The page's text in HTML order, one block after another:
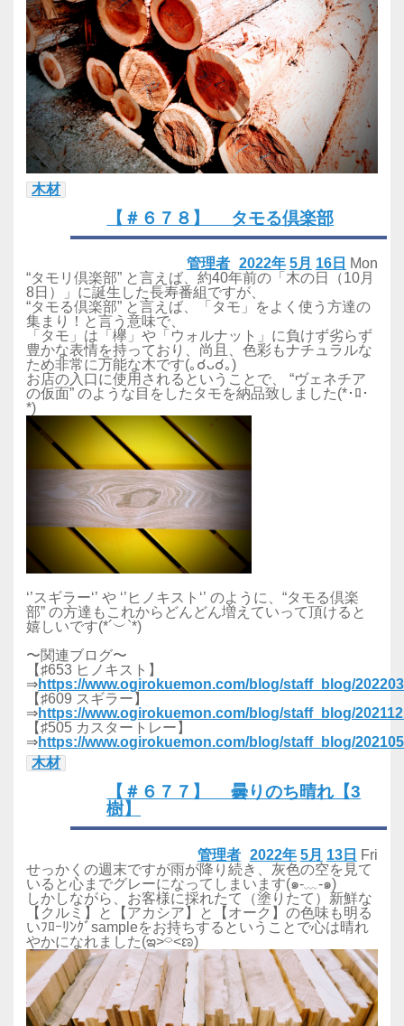
木材
【＃６７８】 タモる倶楽部
2022年 5月 16日 Mon
管理者
“タモリ倶楽部” と言えば、約40年前の「木の日（10月
8日）」に誕生した長寿番組ですが、
“タモる倶楽部” と言えば、「タモ」をよく使う方達の
集まり！と言う意味で、
「タモ」は「欅」や「ウォルナット」に負けず劣らず
豊かな表情を持っており、尚且、色彩もナチュラルな
ため非常に万能な木です(｡☌ᴗ☌｡)
お店の入口に使用されるということで、 “ヴェネチア
の仮面” のような目をしたタモを納品致しました(*･ﾛ･
*)
‘’スギラー‘’ や ‘’ヒノキスト‘’ のように、“タモる倶楽
部” の方達もこれからどんどん増えていって頂けると
嬉しいです(*´︶`*)
〜関連ブログ〜
【♯653 ヒノキスト】
⇒https://www.ogirokuemon.com/blog/staff_blog/
【♯609 スギラー】
⇒https://www.ogirokuemon.com/blog/staff_blog/
【♯505 カスタートレー】
⇒https://www.ogirokuemon.com/blog/staff_blog/
木材
【＃６７７】 曇りのち晴れ【3
樹】
2022年 5月 13日 Fri
管理者
せっかくの週末ですが雨が降り続き、灰色の空を見て
いると心までグレーになってしまいます(๑-﹏-๑)
しかしながら、お客様に採れたて（塗りたて）新鮮な
【クルミ】と【アカシア】と【オーク】の色味も明る
いﾌﾛｰﾘﾝｸﾞsampleをお持ちするということで心は晴れ
やかになれました(ఇ˃́⌔˂̀ಣ)